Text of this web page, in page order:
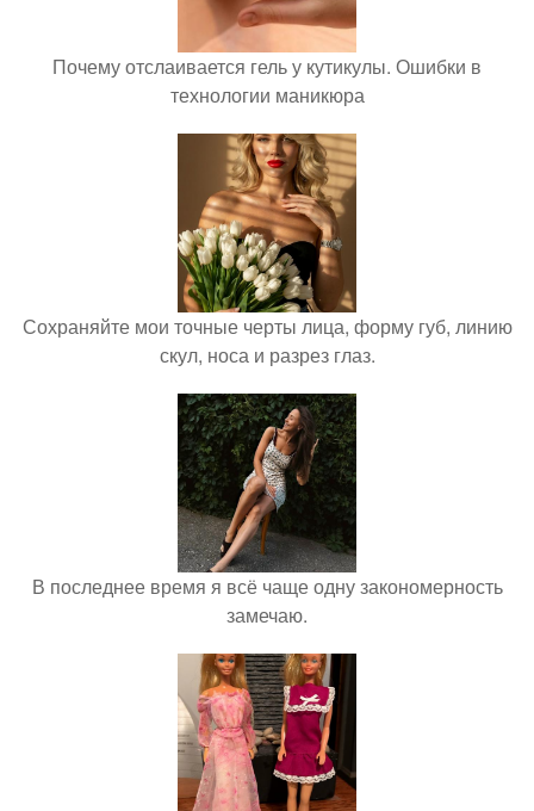
Почему отслаивается гель у кутикулы. Ошибки в
технологии маникюра
Сохраняйте мои точные черты лица, форму губ, линию
скул, носа и разрез глаз.
В последнее время я всё чаще одну закономерность
замечаю.